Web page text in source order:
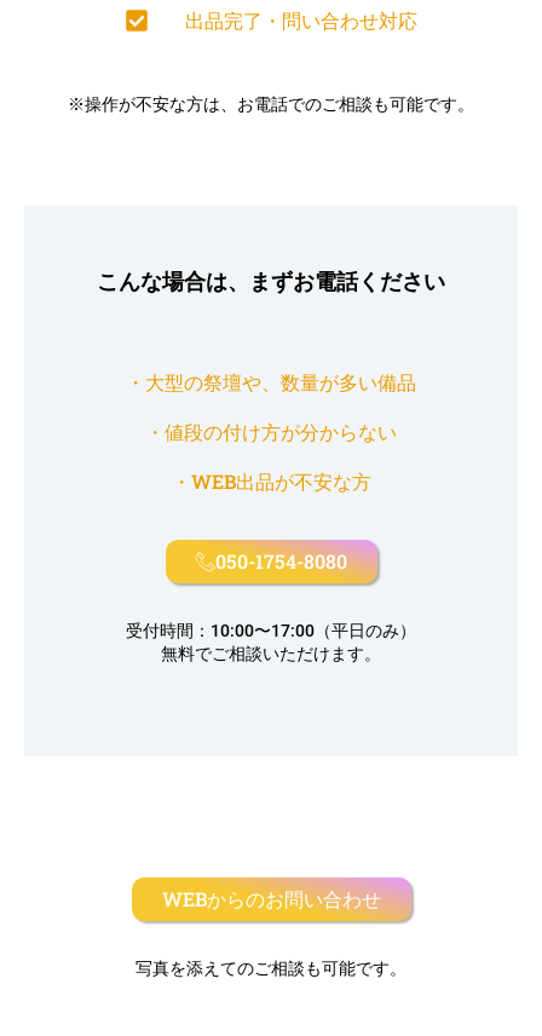
出品完了・問い合わせ対応
※操作が不安な方は、お電話でのご相談も可能です。
こんな場合は、まずお電話ください
・大型の祭壇や、数量が多い備品
・値段の付け方が分からない
・WEB出品が不安な方
050-1754-8080
受付時間：10:00〜17:00（平日のみ）
無料でご相談いただけます。
WEBからのお問い合わせ
写真を添えてのご相談も可能です。